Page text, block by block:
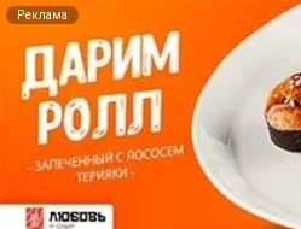
Реклама